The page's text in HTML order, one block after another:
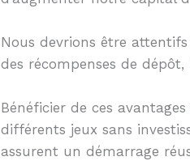
Nous devrions être
des récompenses de
Bénéficier de ces
différents jeux sans
assurent un démarrage